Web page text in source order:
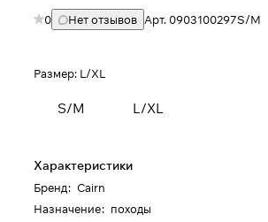
0 Нет отзывов Арт. 0903100297S/M
Размер: L/XL
S/M L/XL
Характеристики
Бренд: Cairn
Назначение: походы